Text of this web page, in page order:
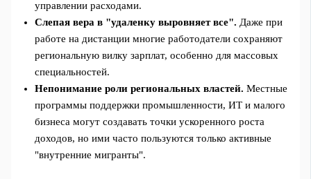
управлении расходами.
Слепая вера в "удаленку выровняет все". Даже при
работе на дистанции многие работодатели сохраняют
региональную вилку зарплат, особенно для массовых
специальностей.
Непонимание роли региональных властей. Местные
программы поддержки промышленности, ИТ и малого
бизнеса могут создавать точки ускоренного роста
доходов, но ими часто пользуются только активные
"внутренние мигранты".